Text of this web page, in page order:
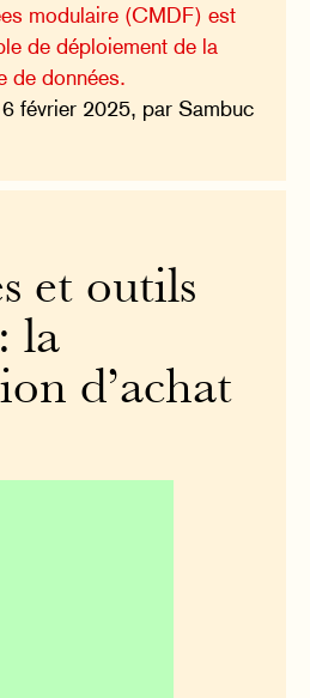
modulaire (CMDF) est
de déploiement de la
de données.
février 2025, par Sambuc
et outils
la
d’achat